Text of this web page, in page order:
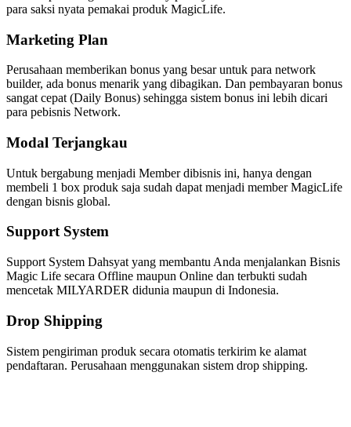
para saksi nyata pemakai produk MagicLife.
Marketing Plan
Perusahaan memberikan bonus yang besar untuk para network
builder, ada bonus menarik yang dibagikan. Dan pembayaran bonus
sangat cepat (Daily Bonus) sehingga sistem bonus ini lebih dicari
para pebisnis Network.
Modal Terjangkau
Untuk bergabung menjadi Member dibisnis ini, hanya dengan
membeli 1 box produk saja sudah dapat menjadi member MagicLife
dengan bisnis global.
Support System
Support System Dahsyat yang membantu Anda menjalankan Bisnis
Magic Life secara Offline maupun Online dan terbukti sudah
mencetak MILYARDER didunia maupun di Indonesia.
Drop Shipping
Sistem pengiriman produk secara otomatis terkirim ke alamat
pendaftaran. Perusahaan menggunakan sistem drop shipping.